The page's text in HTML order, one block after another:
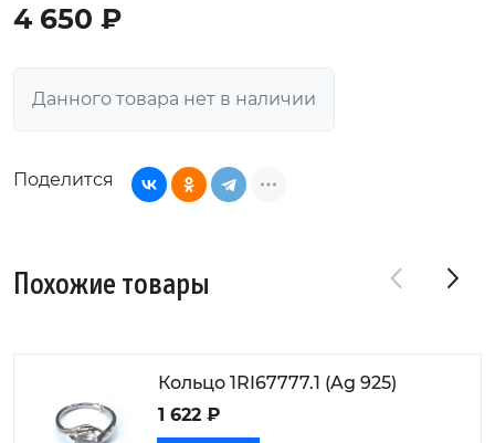
4 650 ₽
Данного товара нет в наличии
Поделится
Похожие товары
Кольцо 1RI67777.1 (Ag 925)
1 622 ₽